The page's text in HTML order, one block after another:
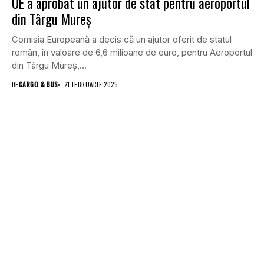
din Târgu Mureş
Comisia Europeană a decis că un ajutor oferit de statul
român, în valoare de 6,6 milioane de euro, pentru Aeroportul
din Târgu Mureş,...
DECARGO & BUS 21 FEBRUARIE 2025